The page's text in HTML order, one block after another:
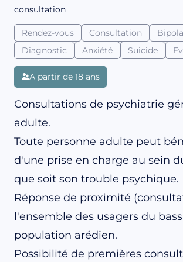
consultation
Rendez-vous Consultation
Diagnostic
Anxiété Suicide
A partir de 18 ans
Consultations de psychiatrie
adulte.
Toute personne adulte peut
d'une prise en charge au sein
que soit son trouble psychique.
Réponse de proximité
l'ensemble des usagers du
population arédien.
Possibilité de premières